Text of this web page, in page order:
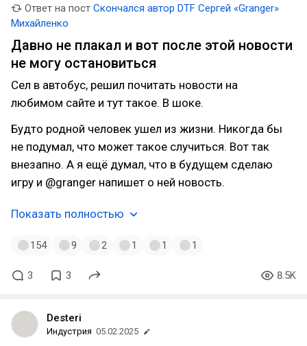
Ответ на пост Скончался автор DTF Сергей «Granger»
Михайленко
Давно не плакал и вот после этой новости
не могу остановиться
Сел в автобус, решил почитать новости на
любимом сайте и тут такое. В шоке.
Будто родной человек ушел из жизни. Никогда бы
не подумал, что может такое случиться. Вот так
внезапно. А я ещё думал, что в будущем сделаю
игру и @granger напишет о ней новость.
Показать полностью
154 9 2 1 1 1
3 3 8.5K
Desteri
Индустрия 05.02.2025